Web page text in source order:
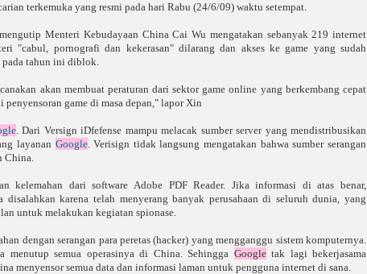
terkemuka yang resmi pada hari Rabu (24/6/09) waktu setempat.
Menteri Kebudayaan China Cai Wu mengatakan sebanyak 219 internet
"cabul, pornografi dan kekerasan" dilarang dan akses ke game yang sudah
tahun ini diblok.
akan membuat peraturan dari sektor game online yang berkembang cepat
penyensoran game di masa depan," lapor Xin
. Dari Versign iDfefense mampu melacak sumber server yang mendistribusikan
layanan Google. Verisign tidak langsung mengatakan bahwa sumber serangan
China.
kelemahan dari software Adobe PDF Reader. Jika informasi di atas benar,
disalahkan karena telah menyerang banyak perusahaan di seluruh dunia, yang
untuk melakukan kegiatan spionase.
dengan serangan para peretas (hacker) yang mengganggu sistem komputernya.
menutup semua operasinya di China. Sehingga Googletak lagi bekerjasama
menyensor semua data dan informasi laman untuk pengguna internet di sana.